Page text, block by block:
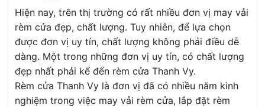
Hiện nay, trên thị trường có rất nhiều đơn vị may vải
rèm cửa đẹp, chất lượng. Tuy nhiên, để lựa chọn
được đơn vị uy tín, chất lượng không phải điều dễ
dàng. Một trong những đơn vị uy tín, có chất lượng
đẹp nhất phải kể đến rèm cửa Thanh Vy.
Rèm cửa Thanh Vy là đơn vị đã có nhiều năm kinh
nghiệm trong việc may vải rèm cửa, lắp đặt rèm